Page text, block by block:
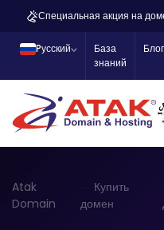
Специальная акция на
Pусский
База
знаний
Блог
Atak
Domain
Купить
домен